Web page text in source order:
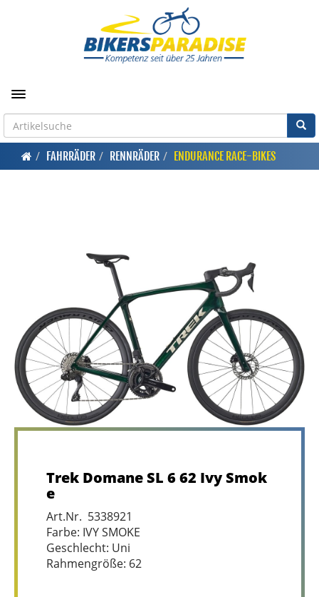
Toggle navigation
FAHRRÄDER RENNRÄDER ENDURANCE RACE-BIKES
Trek Domane SL 6 62 Ivy Smok
e
Art.Nr. 5338921
Farbe: IVY SMOKE
Geschlecht: Uni
Rahmengröße: 62